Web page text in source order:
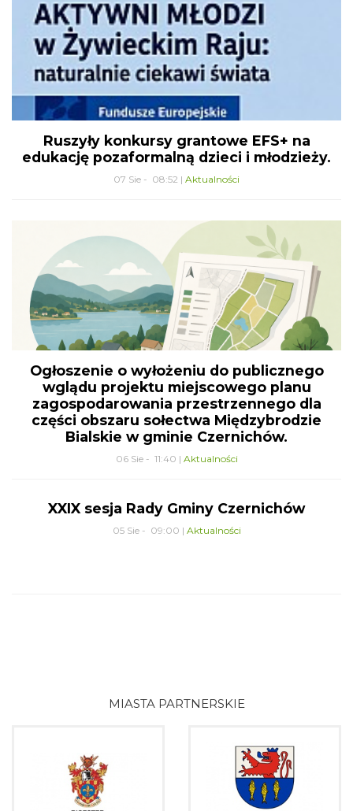
Ruszyły konkursy grantowe EFS+ na
edukację pozaformalną dzieci i młodzieży.
07 Sie - 08:52 | Aktualności
Ogłoszenie o wyłożeniu do publicznego
wglądu projektu miejscowego planu
zagospodarowania przestrzennego dla
części obszaru sołectwa Międzybrodzie
Bialskie w gminie Czernichów.
06 Sie - 11:40 | Aktualności
XXIX sesja Rady Gminy Czernichów
05 Sie - 09:00 | Aktualności
MIASTA PARTNERSKIE